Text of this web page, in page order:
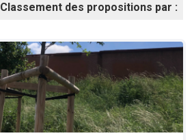
Classement des propositions par :